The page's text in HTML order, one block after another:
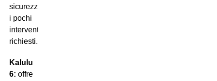
sicurezza
i pochi
interventi
richiesti.
Kalulu
6: offre